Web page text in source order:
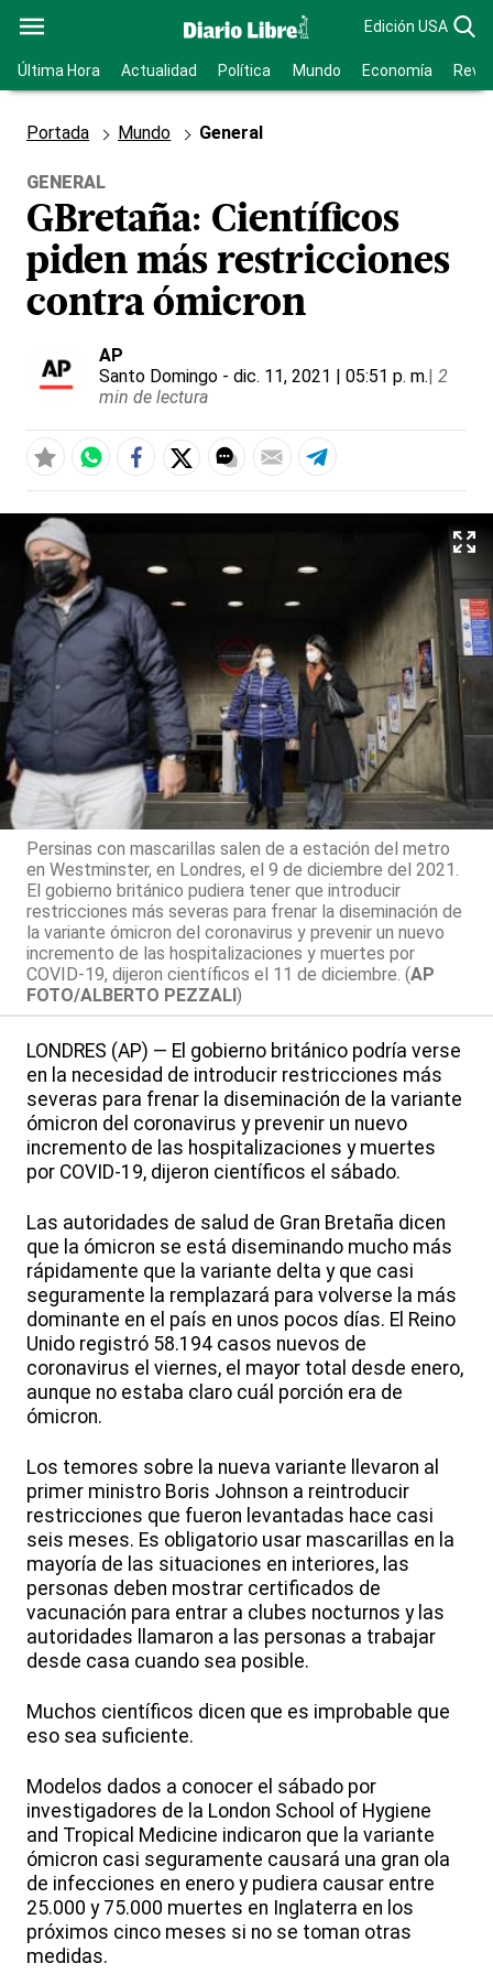
Edición USA
Última Hora Actualidad Política Mundo Economía
Portada Mundo General
GENERAL
GBretaña: Científicos
piden más restricciones
contra ómicron
AP
Santo Domingo - dic. 11, 2021 | 05:51 p. m.| 2
min de lectura
Persinas con mascarillas salen de a estación del metro
en Westminster, en Londres, el 9 de diciembre del 2021.
El gobierno británico pudiera tener que introducir
restricciones más severas para frenar la diseminación de
la variante ómicron del coronavirus y prevenir un nuevo
incremento de las hospitalizaciones y muertes por
COVID-19, dijeron científicos el 11 de diciembre. (AP
FOTO/ALBERTO PEZZALI)
LONDRES (AP) — El gobierno británico podría verse
en la necesidad de introducir restricciones más
severas para frenar la diseminación de la variante
ómicron del coronavirus y prevenir un nuevo
incremento de las hospitalizaciones y muertes
por COVID-19, dijeron científicos el sábado.
Las autoridades de salud de Gran Bretaña dicen
que la ómicron se está diseminando mucho más
rápidamente que la variante delta y que casi
seguramente la remplazará para volverse la más
dominante en el país en unos pocos días. El Reino
Unido registró 58.194 casos nuevos de
coronavirus el viernes, el mayor total desde enero,
aunque no estaba claro cuál porción era de
ómicron.
Los temores sobre la nueva variante llevaron al
primer ministro Boris Johnson a reintroducir
restricciones que fueron levantadas hace casi
seis meses. Es obligatorio usar mascarillas en la
mayoría de las situaciones en interiores, las
personas deben mostrar certificados de
vacunación para entrar a clubes nocturnos y las
autoridades llamaron a las personas a trabajar
desde casa cuando sea posible.
Muchos científicos dicen que es improbable que
eso sea suficiente.
Modelos dados a conocer el sábado por
investigadores de la London School of Hygiene
and Tropical Medicine indicaron que la variante
ómicron casi seguramente causará una gran ola
de infecciones en enero y pudiera causar entre
25.000 y 75.000 muertes en Inglaterra en los
próximos cinco meses si no se toman otras
medidas.